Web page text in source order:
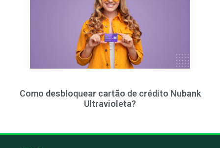
Como desbloquear cartão de crédito Nubank
Ultravioleta?